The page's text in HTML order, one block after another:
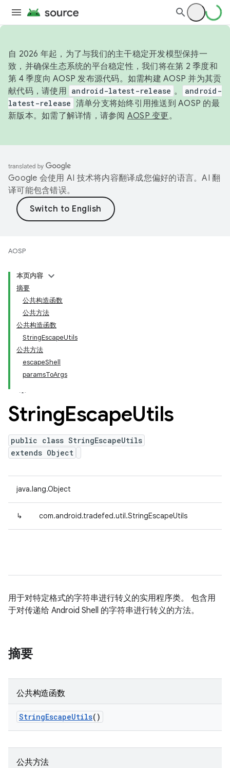
自 2026 年起，为了与我们的主干稳定开发模型保持一
致，并确保生态系统的平台稳定性，我们将在第 2 季度和
第 4 季度向 AOSP 发布源代码。如需构建 AOSP 并为其贡
献代码，请使用 android-latest-release 。
android-
latest-release 清单分支将始终引用推送到 AOSP 的最
新版本。如需了解详情，请参阅 AOSP 变更。
Google 会使用 AI 技术将内容翻译成您偏好的语言。AI 翻
译可能包含错误。
AOSP
本页内容
摘要
公共构造函数
公共方法
公共构造函数
StringEscapeUtils
公共方法
escapeShell
paramsToArgs
StringEscapeUtils
public class StringEscapeUtils
extends Object
java.lang.Object
↳ com.android.tradefed.util.StringEscapeUtils
用于对特定格式的字符串进行转义的实用程序类。 包含用
于对传递给 Android Shell 的字符串进行转义的方法。
摘要
公共构造函数
StringEscapeUtils()
公共方法